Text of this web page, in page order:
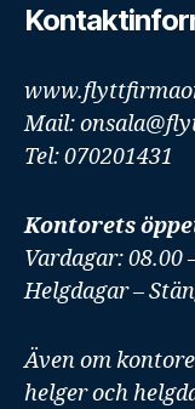
Mail:
Tel: 070201431
Kontorets
Vardagar: 08.00
Helgdagar –
Även om
helger och